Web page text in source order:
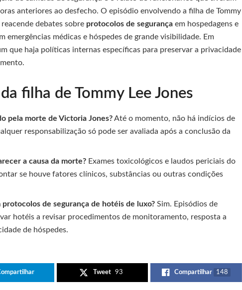
anteriores ao desfecho. O episódio envolvendo a filha de Tommy
debates sobre protocolos de segurança em hospedagens e
emergências médicas e hóspedes de grande visibilidade. Em
que haja políticas internas específicas para preservar a privacidade
filha de Tommy Lee Jones
pela morte de Victoria Jones?Até o momento, não há indícios de
responsabilização só pode ser avaliada após a conclusão da
a causa da morte? Exames toxicológicos e laudos periciais do
se houve fatores clínicos, substâncias ou outras condições
de segurança de hotéis de luxo? Sim. Episódios de
hotéis a revisar procedimentos de monitoramento, resposta a
de hóspedes.
Tweet 93 Compartilhar 148